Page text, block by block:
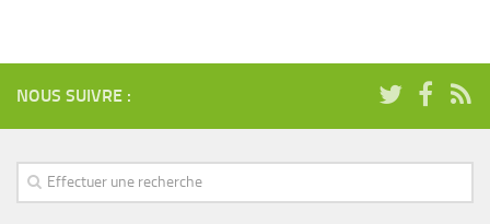
Présentation du programme
Vos Elu-es
Nous contacter
NOUS SUIVRE :